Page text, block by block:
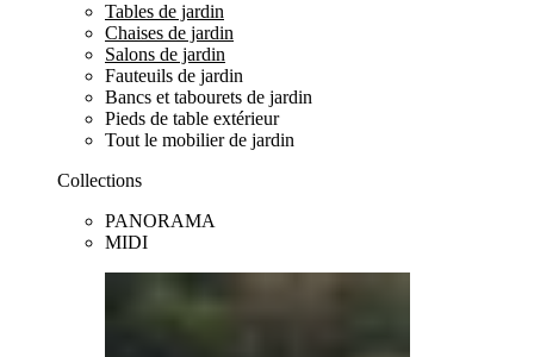
Tables de jardin
Chaises de jardin
Salons de jardin
Fauteuils de jardin
Bancs et tabourets de jardin
Pieds de table extérieur
Tout le mobilier de jardin
Collections
PANORAMA
MIDI